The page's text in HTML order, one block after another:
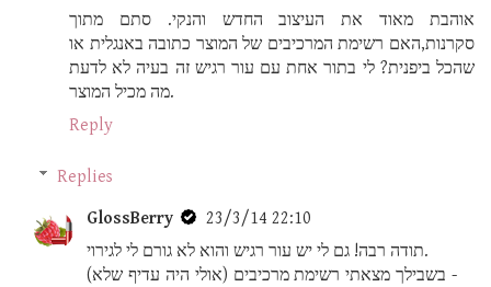
אוהבת מאוד את העיצוב החדש והנקי. סתם מתוך
סקרנות,האם רשימת המרכיבים של המוצר כתובה באנגלית או
שהכל ביפנית? לי בתור אחת עם עור רגיש זה בעיה לא לדעת
מה מכיל המוצר.
Reply
Replies
GlossBerry
23/3/14 22:10
תודה רבה! גם לי יש עור רגיש והוא לא גורם לי לגירוי.
בשבילך מצאתי רשימת מרכיבים (אולי היה עדיף שלא) -